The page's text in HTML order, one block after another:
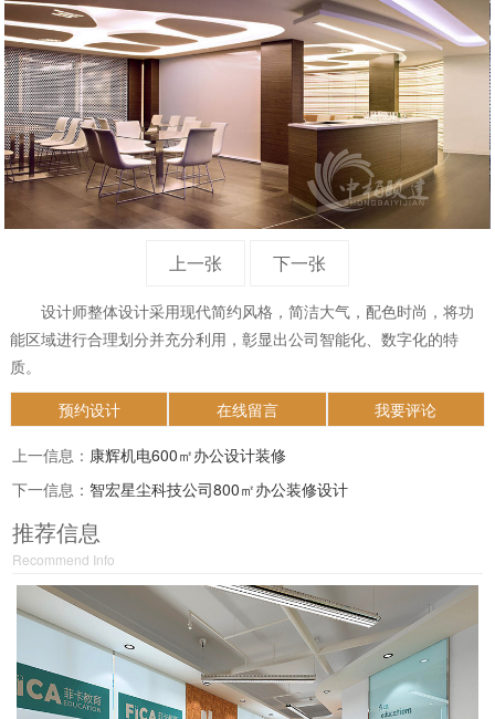
上一张 下一张
设计师整体设计采用现代简约风格，简洁大气，配色时尚，将功
能区域进行合理划分并充分利用，彰显出公司智能化、数字化的特
质。
预约设计
在线留言 我要评论
上一信息： 康辉机电600㎡办公设计装修
下一信息： 智宏星尘科技公司800㎡办公装修设计
推荐信息
Recommend Info